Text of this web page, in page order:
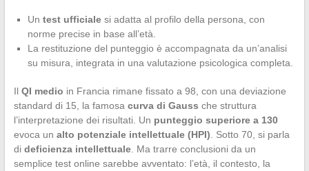
Un test ufficialesi adatta al profilo della persona, con
norme precise in base all’età.
La restituzione del punteggio è accompagnata da un’analisi
su misura, integrata in una valutazione psicologica completa.
Il QI medio in Francia rimane fissato a 98, con una deviazione
standard di 15, la famosa curva di Gauss che struttura
l’interpretazione dei risultati. Un punteggio superiore a 130
evoca un alto potenziale intellettuale (HPI) . Sotto 70, si parla
di deficienza intellettuale. Ma trarre conclusioni da un
semplice test online sarebbe avventato: l’età, il contesto, la